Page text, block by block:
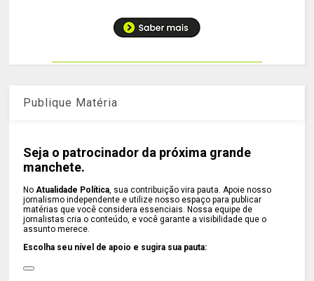
Publique Matéria
Seja o patrocinador da próxima grande
manchete.
NoAtualidade Política, sua contribuição vira pauta. Apoie nosso
jornalismo independente e utilize nosso espaço para publicar
matérias que você considera essenciais. Nossa equipe de
jornalistas cria o conteúdo, e você garante a visibilidade que o
assunto merece.
Escolha seu nível de apoio e sugira sua pauta: